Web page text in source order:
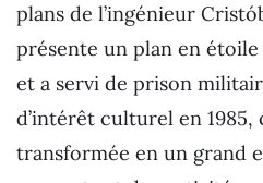
plans de l’ingénieur
présente un plan en
et a servi de prison
d’intérêt culturel en
transformée en un grand